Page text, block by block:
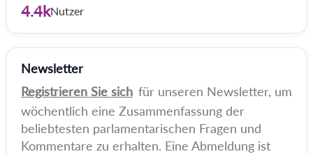
4.4kNutzer
Newsletter
Registrieren Sie sich für unseren Newsletter, um
wöchentlich eine Zusammenfassung der
beliebtesten parlamentarischen Fragen und
Kommentare zu erhalten. Eine Abmeldung ist